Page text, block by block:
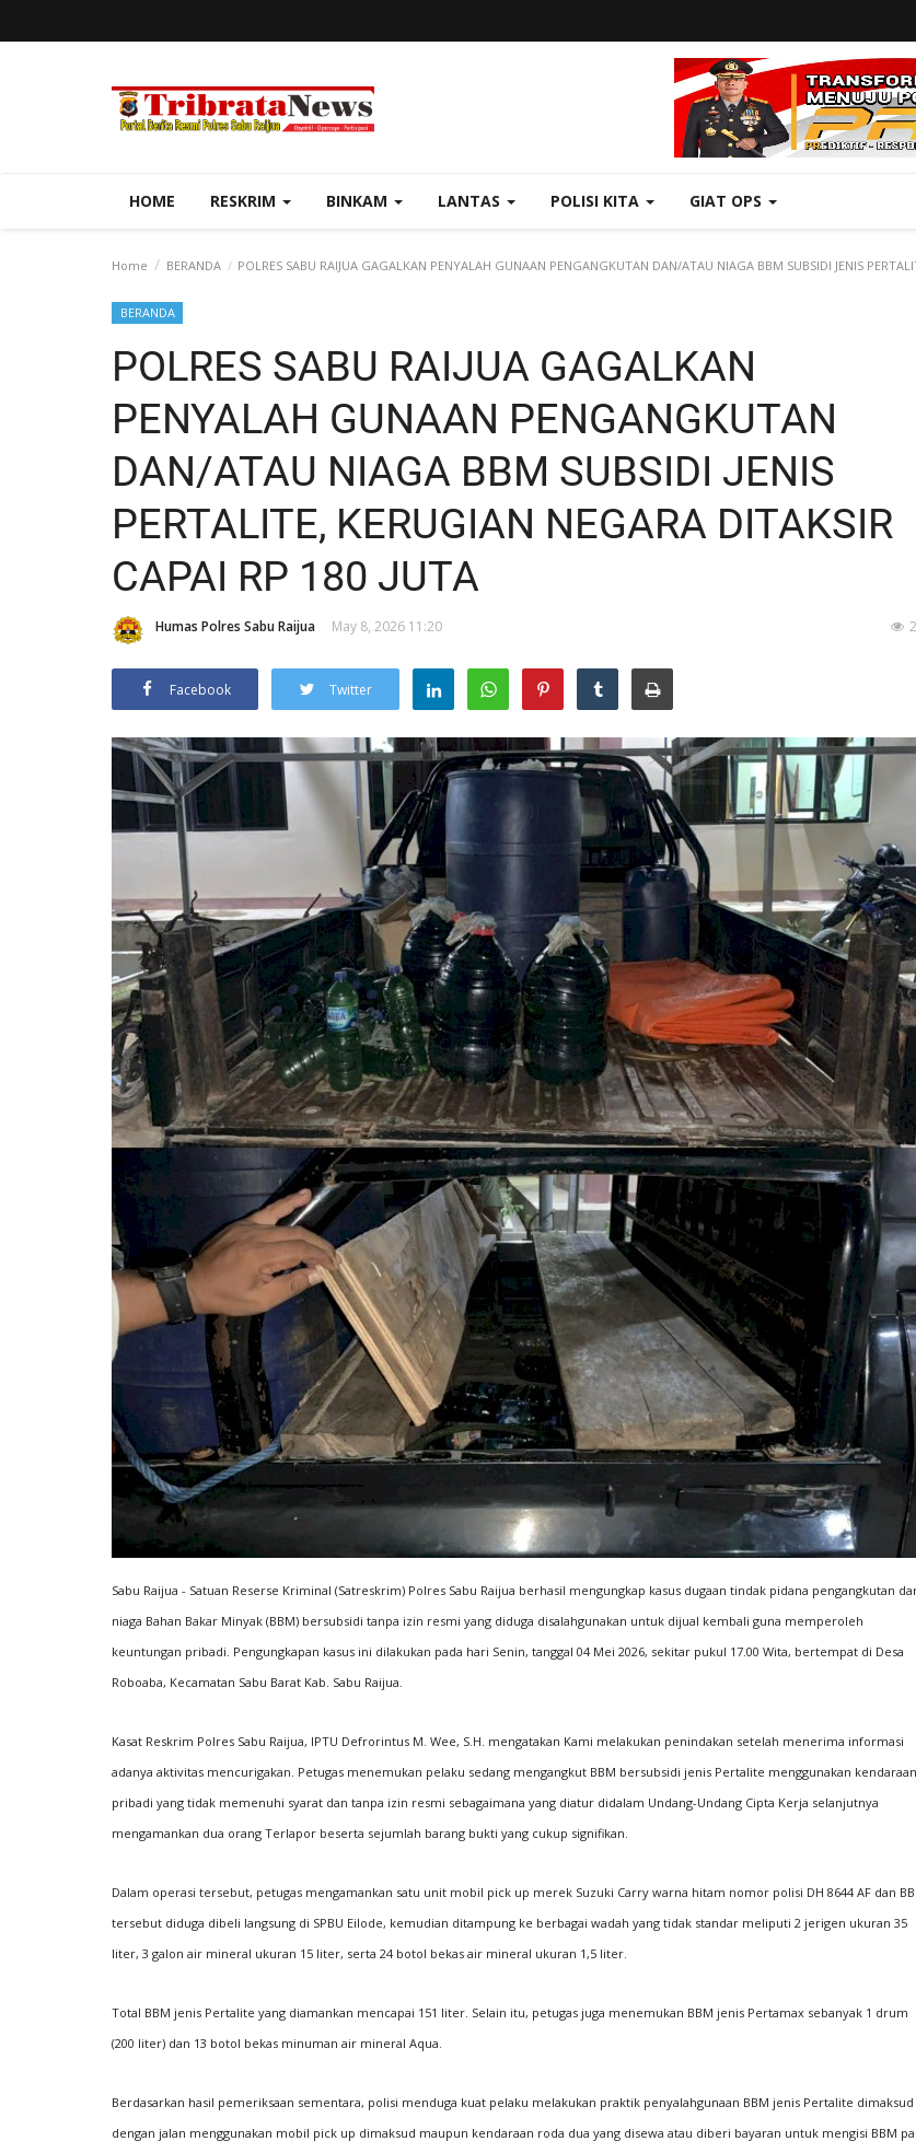
HOME RESKRIM BINKAM LANTAS POLISI KITA GIAT OPS
Home BERANDA POLRES SABU RAIJUA GAGALKAN PENYALAH GUNAAN PENGANGKUTAN DAN/ATAU NIAGA BBM SUBSIDI JENIS
BERANDA
POLRES SABU RAIJUA GAGALKAN
PENYALAH GUNAAN PENGANGKUTAN
DAN/ATAU NIAGA BBM SUBSIDI JENIS
PERTALITE, KERUGIAN NEGARA DITAKSIR
CAPAI RP 180 JUTA
Humas Polres Sabu Raijua May 8, 2026 11:20
Facebook Twitter
Sabu Raijua - Satuan Reserse Kriminal (Satreskrim) Polres Sabu Raijua berhasil mengungkap kasus dugaan tindak pidana pengangkutan
niaga Bahan Bakar Minyak (BBM) bersubsidi tanpa izin resmi yang diduga disalahgunakan untuk dijual kembali guna memperoleh
keuntungan pribadi. Pengungkapan kasus ini dilakukan pada hari Senin, tanggal 04 Mei 2026, sekitar pukul 17.00 Wita, bertempat di Desa
Roboaba, Kecamatan Sabu Barat Kab. Sabu Raijua.
Kasat Reskrim Polres Sabu Raijua, IPTU Defrorintus M. Wee, S.H. mengatakan Kami melakukan penindakan setelah menerima informasi
adanya aktivitas mencurigakan. Petugas menemukan pelaku sedang mengangkut BBM bersubsidi jenis Pertalite menggunakan kendaraan
pribadi yang tidak memenuhi syarat dan tanpa izin resmi sebagaimana yang diatur didalam Undang-Undang Cipta Kerja selanjutnya
mengamankan dua orang Terlapor beserta sejumlah barang bukti yang cukup signifikan.
Dalam operasi tersebut, petugas mengamankan satu unit mobil pick up merek Suzuki Carry warna hitam nomor polisi DH 8644 AF dan
tersebut diduga dibeli langsung di SPBU Eilode, kemudian ditampung ke berbagai wadah yang tidak standar meliputi 2 jerigen ukuran 35
liter, 3 galon air mineral ukuran 15 liter, serta 24 botol bekas air mineral ukuran 1,5 liter.
Total BBM jenis Pertalite yang diamankan mencapai 151 liter. Selain itu, petugas juga menemukan BBM jenis Pertamax sebanyak 1 drum
(200 liter) dan 13 botol bekas minuman air mineral Aqua.
Berdasarkan hasil pemeriksaan sementara, polisi menduga kuat pelaku melakukan praktik penyalahgunaan BBM jenis Pertalite dimaksud
dengan jalan menggunakan mobil pick up dimaksud maupun kendaraan roda dua yang disewa atau diberi bayaran untuk mengisi BBM
Lakukan
Operasi omb, Satgas Binmas himbau
BERANDA
Polri Lakukan Penyelidikan Terhadap